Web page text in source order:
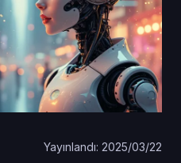
Yayınlandı: 2025/03/22